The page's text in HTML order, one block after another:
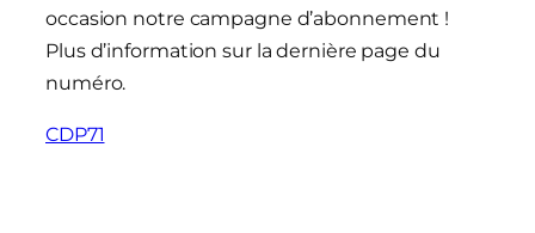
occasion notre campagne d’abonnement !
Plus d’information sur la dernière page du
numéro.
CDP71